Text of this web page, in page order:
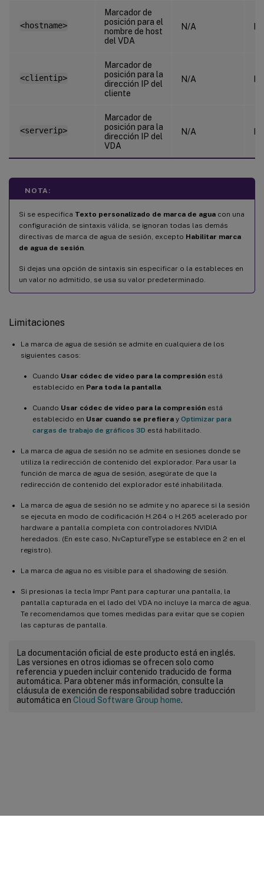
<hostname>
Marcador de
posición para el
nombre de host
del VDA
N/A
<clientip>
Marcador de
posición para la
dirección IP del
cliente
N/A
<serverip>
Marcador de
posición para la
dirección IP del
VDA
N/A
NOTA:
Si se especifica Texto personalizado de marca de agua con una
configuración de sintaxis válida, se ignoran todas las demás
directivas de marca de agua de sesión, excepto Habilitar marca
de agua de sesión
Si dejas una opción de sintaxis sin especificar o la estableces en
un valor no admitido, se usa su valor predeterminado.
Limitaciones
La marca de agua de sesión se admite en cualquiera de los
siguientes casos:
Cuando Usar códec de vídeo para la compresión está
establecido en Para toda la pantalla
Cuando Usar códec de vídeo para la compresión está
establecido en Usar cuando se prefiera y Optimizar para
cargas de trabajo de gráficos 3D está habilitado.
La marca de agua de sesión no se admite en sesiones donde se
utiliza la redirección de contenido del explorador. Para usar la
función de marca de agua de sesión, asegúrate de que la
redirección de contenido del explorador esté inhabilitada.
La marca de agua de sesión no se admite y no aparece si la sesión
se ejecuta en modo de codificación H.264 o H.265 acelerado por
hardware a pantalla completa con controladores NVIDIA
heredados. (En este caso, NvCaptureType se establece en 2 en el
registro).
La marca de agua no es visible para el shadowing de sesión.
Si presionas la tecla Impr Pant para capturar una pantalla, la
pantalla capturada en el lado del VDA no incluye la marca de agua.
Te recomendamos que tomes medidas para evitar que se copien
las capturas de pantalla.
La documentación oficial de este producto está en inglés.
Las versiones en otros idiomas se ofrecen solo como
referencia y pueden incluir contenido traducido de forma
automática. Para obtener más información, consulte la
cláusula de exención de responsabilidad sobre traducción
automática en Cloud Software Group home.